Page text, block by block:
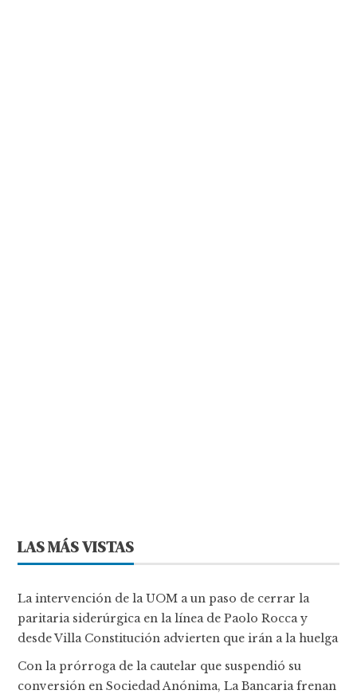
LAS MÁS VISTAS
La intervención de la UOM a un paso de cerrar la
paritaria siderúrgica en la línea de Paolo Rocca y
desde Villa Constitución advierten que irán a la huelga
Con la prórroga de la cautelar que suspendió su
conversión en Sociedad Anónima, La Bancaria frenan